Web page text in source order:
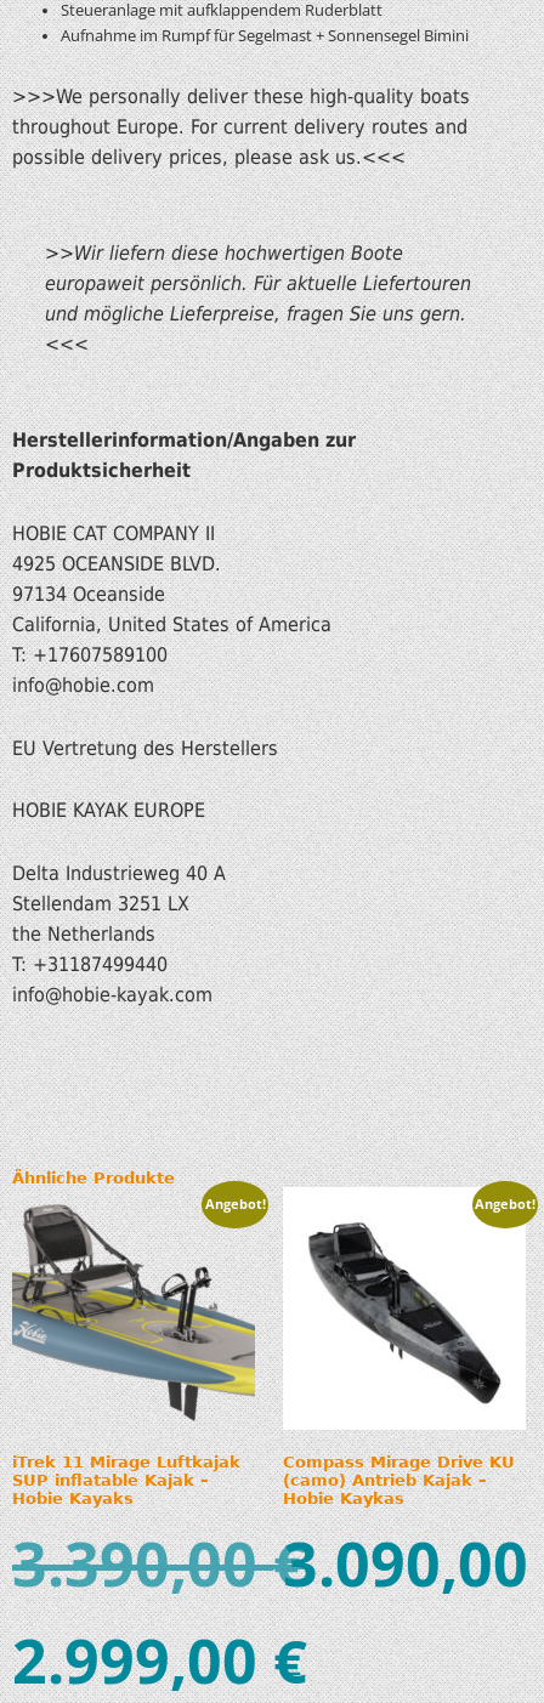
Steueranlage mit aufklappendem Ruderblatt
Aufnahme im Rumpf für Segelmast + Sonnensegel Bimini
>>>We personally deliver these high-quality boats
throughout Europe. For current delivery routes and
possible delivery prices, please ask us.<<<
>>Wir liefern diese hochwertigen Boote
europaweit persönlich. Für aktuelle Liefertouren
und mögliche Lieferpreise, fragen Sie uns gern.
<<<
Herstellerinformation/Angaben zur
Produktsicherheit
HOBIE CAT COMPANY II
4925 OCEANSIDE BLVD.
97134 Oceanside
California, United States of America
T: +17607589100
info@hobie.com
EU Vertretung des Herstellers
HOBIE KAYAK EUROPE
Delta Industrieweg 40 A
Stellendam 3251 LX
the Netherlands
T: +31187499440
info@hobie-kayak.com
Ähnliche Produkte
Angebot!
iTrek 11 Mirage Luftkajak
SUP inflatable Kajak –
Hobie Kayaks
3.390,00€
2.999,00€
Angebot!
Compass Mirage Drive KU
(camo) Antrieb Kajak –
Hobie Kaykas
3.090,00
–